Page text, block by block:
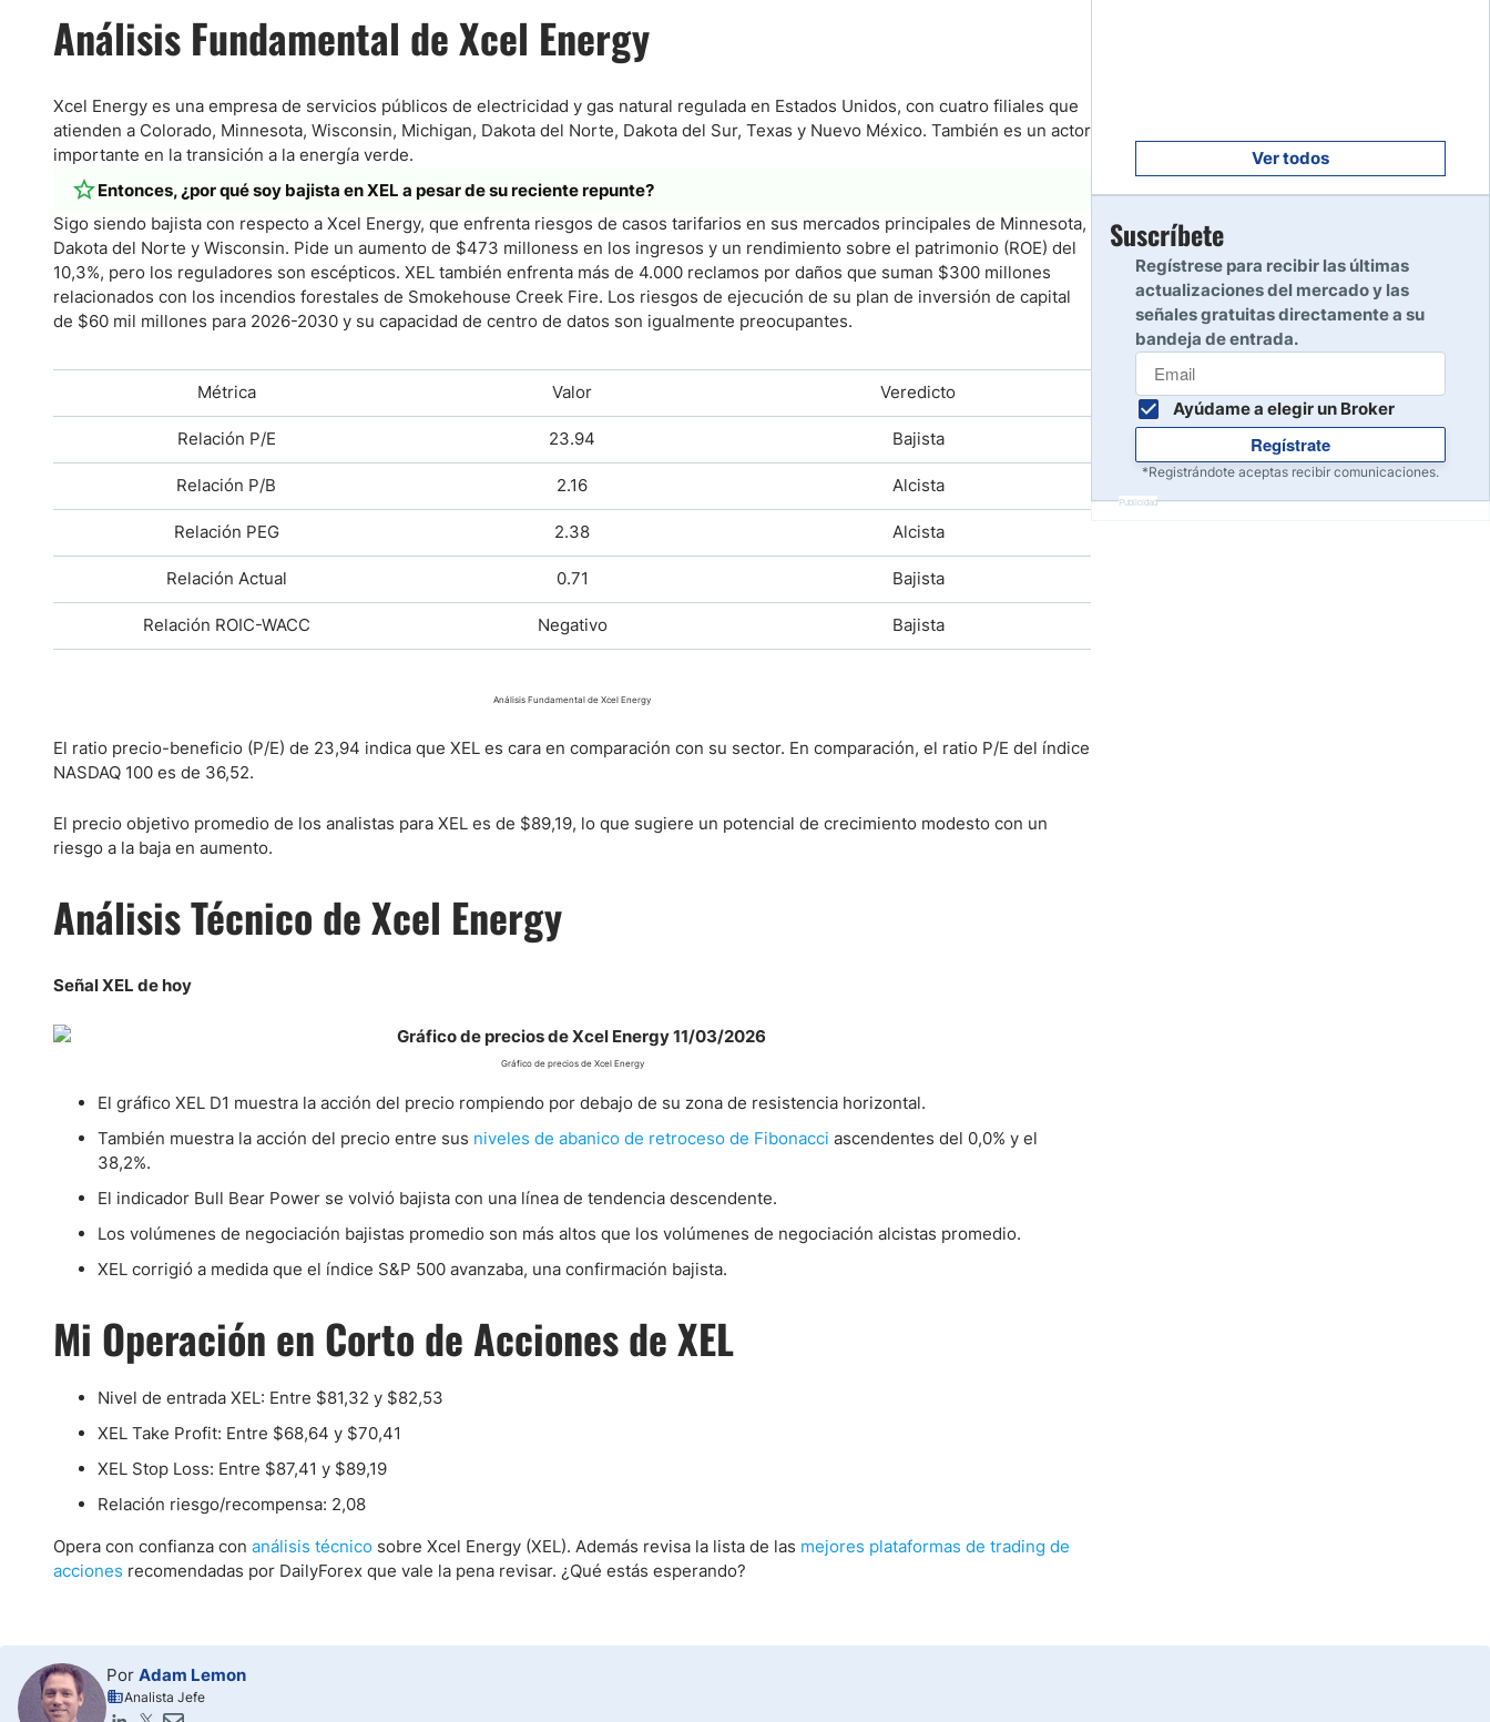
Análisis Fundamental de Xcel Energy
Xcel Energy es una empresa de servicios públicos de electricidad y gas natural regulada en Estados Unidos, con cuatro filiales que
atienden a Colorado, Minnesota, Wisconsin, Michigan, Dakota del Norte, Dakota del Sur, Texas y Nuevo México. También es un actor
importante en la transición a la energía verde.
Entonces, ¿por qué soy bajista en XEL a pesar de su reciente repunte?
Sigo siendo bajista con respecto a Xcel Energy, que enfrenta riesgos de casos tarifarios en sus mercados principales de Minnesota,
Dakota del Norte y Wisconsin. Pide un aumento de $473 milloness en los ingresos y un rendimiento sobre el patrimonio (ROE) del
10,3%, pero los reguladores son escépticos. XEL también enfrenta más de 4.000 reclamos por daños que suman $300 millones
relacionados con los incendios forestales de Smokehouse Creek Fire. Los riesgos de ejecución de su plan de inversión de capital
de $60 mil millones para 2026-2030 y su capacidad de centro de datos son igualmente preocupantes.
Métrica Valor Veredicto
Relación P/E 23.94 Bajista
Relación P/B 2.16 Alcista
Relación PEG 2.38 Alcista
Relación Actual 0.71 Bajista
Relación ROIC-WACC Negativo Bajista
Análisis Fundamental de Xcel Energy
El ratio precio-beneficio (P/E) de 23,94 indica que XEL es cara en comparación con su sector. En comparación, el ratio P/E del índice
NASDAQ 100 es de 36,52.
El precio objetivo promedio de los analistas para XEL es de $89,19, lo que sugiere un potencial de crecimiento modesto con un
riesgo a la baja en aumento.
Análisis Técnico de Xcel Energy
Señal XEL de hoy
Gráfico de precios de Xcel Energy
El gráfico XEL D1 muestra la acción del precio rompiendo por debajo de su zona de resistencia horizontal.
También muestra la acción del precio entre sus niveles de abanico de retroceso de Fibonacci ascendentes del 0,0% y el
38,2%.
El indicador Bull Bear Power se volvió bajista con una línea de tendencia descendente.
Los volúmenes de negociación bajistas promedio son más altos que los volúmenes de negociación alcistas promedio.
XEL corrigió a medida que el índice S&P 500 avanzaba, una confirmación bajista.
Mi Operación en Corto de Acciones de XEL
Nivel de entrada XEL: Entre $81,32 y $82,53
XEL Take Profit: Entre $68,64 y $70,41
XEL Stop Loss: Entre $87,41 y $89,19
Relación riesgo/recompensa: 2,08
Opera con confianza con análisis técnico sobre Xcel Energy (XEL). Además revisa la lista de las mejores plataformas de trading de
acciones recomendadas por DailyForex que vale la pena revisar. ¿Qué estás esperando?
Leer reseña
10
Ver todos
Suscríbete
Regístrese para recibir las últimas
actualizaciones del mercado y las
señales gratuitas directamente a su
bandeja de entrada.
Ayúdame a elegir un Broker
Regístrate
*Registrándote aceptas recibir comunicaciones.
Publicidad
Por Adam Lemon
Analista Jefe